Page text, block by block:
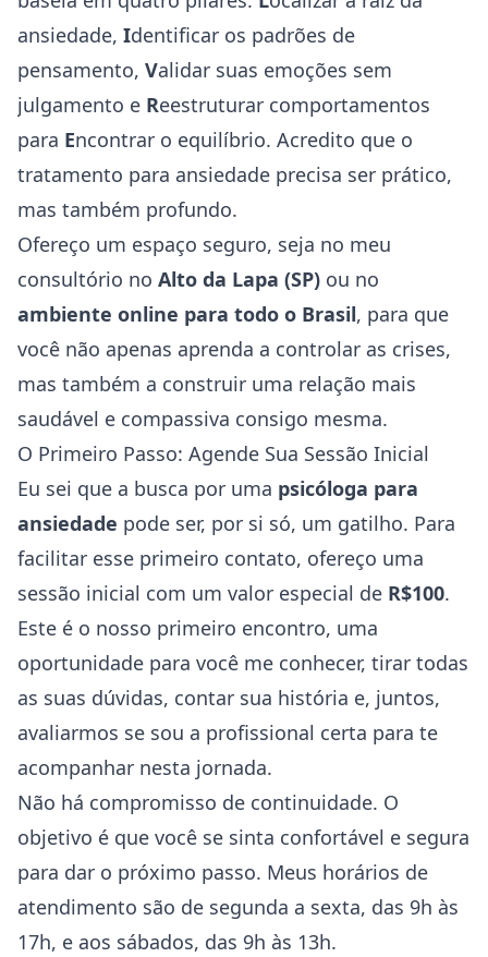
ansiedade, Identificar os padrões de
pensamento, Validar suas emoções sem
julgamento e Reestruturar comportamentos
para Encontrar o equilíbrio. Acredito que o
tratamento para ansiedade precisa ser prático,
mas também profundo.
Ofereço um espaço seguro, seja no meu
consultório no Alto da Lapa (SP) ou no
ambiente online para todo o Brasil, para que
você não apenas aprenda a controlar as crises,
mas também a construir uma relação mais
saudável e compassiva consigo mesma.
O Primeiro Passo: Agende Sua Sessão Inicial
Eu sei que a busca por uma psicóloga para
ansiedade pode ser, por si só, um gatilho. Para
facilitar esse primeiro contato, ofereço uma
sessão inicial com um valor especial de R$100.
Este é o nosso primeiro encontro, uma
oportunidade para você me conhecer, tirar todas
as suas dúvidas, contar sua história e, juntos,
avaliarmos se sou a profissional certa para te
acompanhar nesta jornada.
Não há compromisso de continuidade. O
objetivo é que você se sinta confortável e segura
para dar o próximo passo. Meus horários de
atendimento são de segunda a sexta, das 9h às
17h, e aos sábados, das 9h às 13h.